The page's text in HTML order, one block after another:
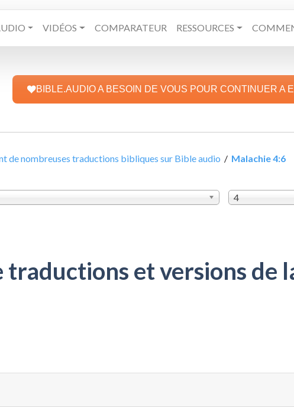
VIDÉOS COMPARATEUR RESSOURCES
BIBLE.AUDIO A BESOIN DE VOUS POUR CONTINUER A
de nombreuses traductions bibliques sur Bible audio / Malachie 4:6
4
et versions de